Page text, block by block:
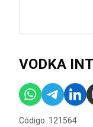
VODKA
Código: 121564